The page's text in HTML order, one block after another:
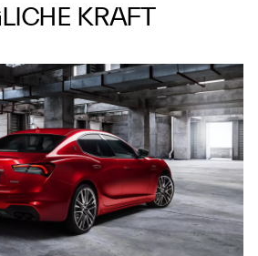
KRAFT